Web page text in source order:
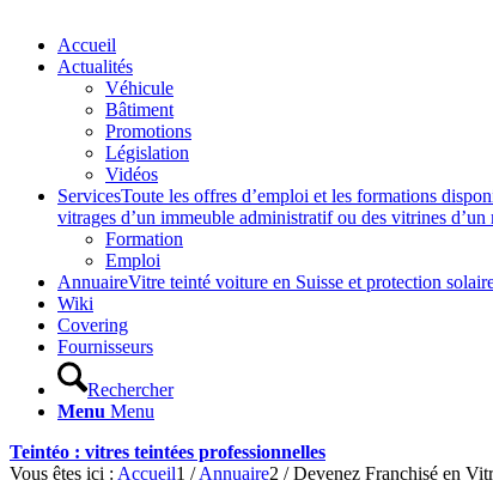
Accueil
Actualités
Véhicule
Bâtiment
Promotions
Législation
Vidéos
ServicesToute les offres d’emploi et les formations
vitrages d’un immeuble administratif ou des vitrines
Formation
Emploi
AnnuaireVitre teinté voiture en Suisse et protection
Wiki
Covering
Fournisseurs
Rechercher
Menu Menu
Teintéo : vitres teintées professionnelles
Vous êtes ici : Accueil1 / Annuaire2 / Devenez Franchisé en